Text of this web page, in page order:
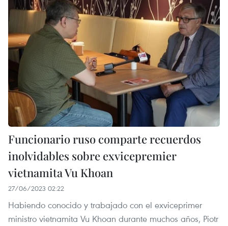
Funcionario ruso comparte recuerdos
inolvidables sobre exvicepremier
vietnamita Vu Khoan
27/06/2023 02:22
Habiendo conocido y trabajado con el exviceprimer
ministro vietnamita Vu Khoan durante muchos años, Piotr